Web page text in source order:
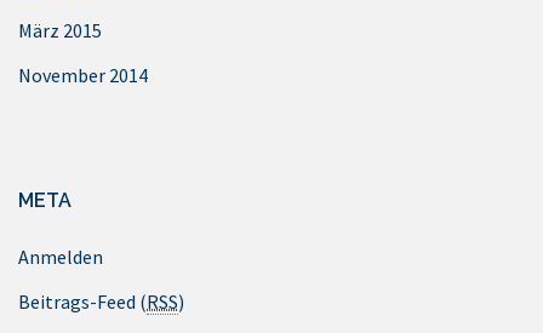
März 2015
November 2014
META
Anmelden
Beitrags-Feed (RSS)